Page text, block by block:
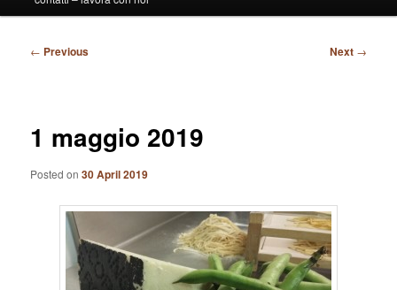
Post
← Previous Next →
1 maggio 2019
Posted on30 April 2019